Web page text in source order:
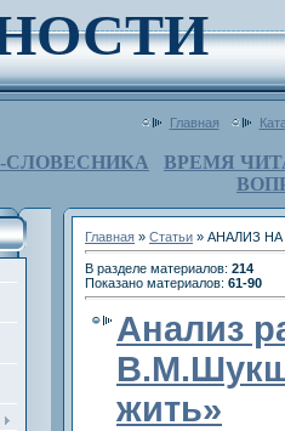
Главная
СЛОВЕСНИКА
ВРЕМЯ
Главная » Статьи » АНАЛИЗ
В разделе материалов: 214
Показано материалов: 61-90
Анализ
жить»